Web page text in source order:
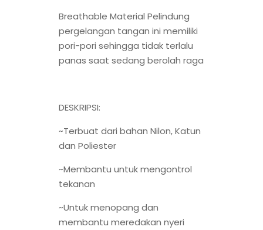
Breathable Material Pelindung
pergelangan tangan ini memiliki
pori-pori sehingga tidak terlalu
panas saat sedang berolah raga
DESKRIPSI:
~Terbuat dari bahan Nilon, Katun
dan Poliester
~Membantu untuk mengontrol
tekanan
~Untuk menopang dan
membantu meredakan nyeri